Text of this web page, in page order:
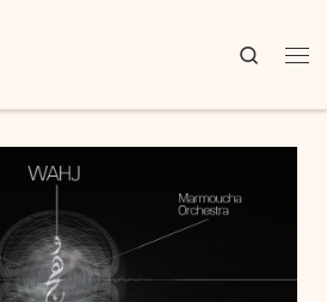
Search